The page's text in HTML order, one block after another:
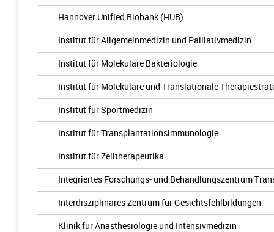
Hannover Unified Biobank (HUB)
Institut für Allgemeinmedizin und Palliativmedizin
Institut für Molekulare Bakteriologie
Institut für Molekulare und Translationale
Institut für Sportmedizin
Institut für Transplantationsimmunologie
Institut für Zelltherapeutika
Integriertes Forschungs- und Behandlungszentrum
Interdisziplinäres Zentrum für Gesichtsfehlbildungen
Klinik für Anästhesiologie und Intensivmedizin